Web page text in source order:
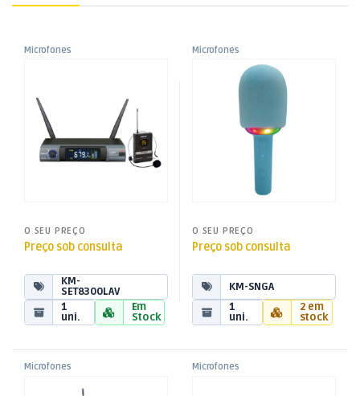
Microfones
O SEU PREÇO
Preço sob consulta
KM-
SET8300LAV
1
uni.
Em
Stock
Microfones
Microfones sem Fios
Microfone Karaoke
Bluetooth SNG A – Azul
O SEU PREÇO
Preço sob consulta
KM-SNGA
1
uni.
2 em
stock
Microfones
Microfones